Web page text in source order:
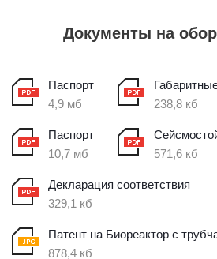
Документы на
Паспорт
4,9 мб
238,8 кб
Паспорт
10,7 мб
571,6 кб
Декларация соответствия
329,1 кб
Патент на Биореактор с
878,4 кб